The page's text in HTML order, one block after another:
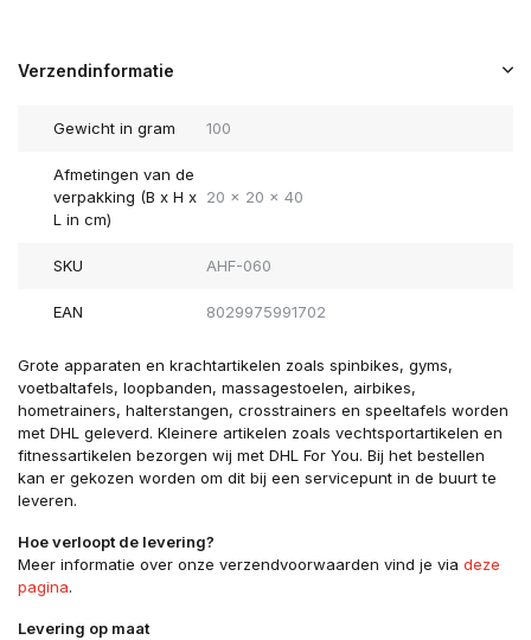
Verzendinformatie
Gewicht in gram 100
Afmetingen van de
verpakking (B x H x
L in cm)
20 x 20 x 40
SKU AHF-060
EAN 8029975991702
Grote apparaten en krachtartikelen zoals spinbikes, gyms,
voetbaltafels, loopbanden, massagestoelen, airbikes,
hometrainers, halterstangen, crosstrainers en speeltafels worden
met DHL geleverd. Kleinere artikelen zoals vechtsportartikelen en
fitnessartikelen bezorgen wij met DHL For You. Bij het bestellen
kan er gekozen worden om dit bij een servicepunt in de buurt te
leveren.
Hoe verloopt de levering?
Meer informatie over onze verzendvoorwaarden vind je via deze
pagina.
Levering op maat